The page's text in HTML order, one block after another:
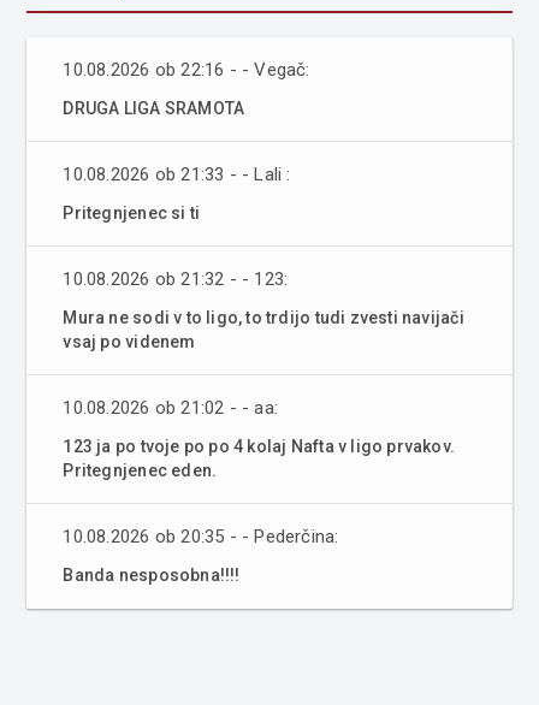
10.08.2026 ob 22:16 - - Vegač:
DRUGA LIGA SRAMOTA
10.08.2026 ob 21:33 - - Lali :
Pritegnjenec si ti
10.08.2026 ob 21:32 - - 123:
Mura ne sodi v to ligo, to trdijo tudi zvesti navijači
vsaj po videnem
10.08.2026 ob 21:02 - - aa:
123 ja po tvoje po po 4 kolaj Nafta v ligo prvakov.
Pritegnjenec eden.
10.08.2026 ob 20:35 - - Pederčina:
Banda nesposobna!!!!